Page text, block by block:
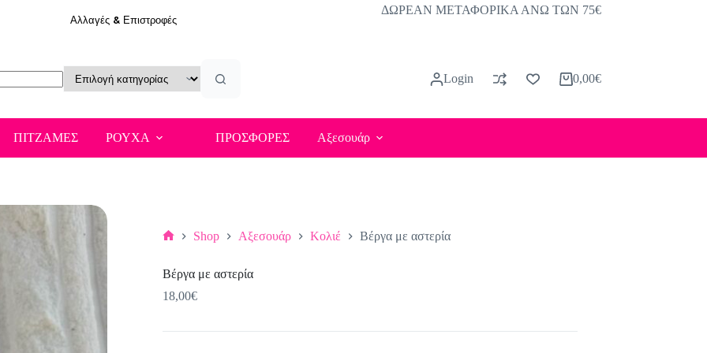
Αλλαγές & Επιστροφές
ΔΩΡΕΑΝ ΜΕΤΑΦΟΡΙΚΑ ΑΝΩ ΤΩΝ 75€
Login
Καλάθι
0,00€
ΠΙΤΖΑΜΕΣ ΡΟΥΧΑ ΠΡΟΣΦΟΡΕΣ Αξεσουάρ
Shop Αξεσουάρ Κολιέ Βέργα με αστερία
Βέργα με αστερία
18,00€